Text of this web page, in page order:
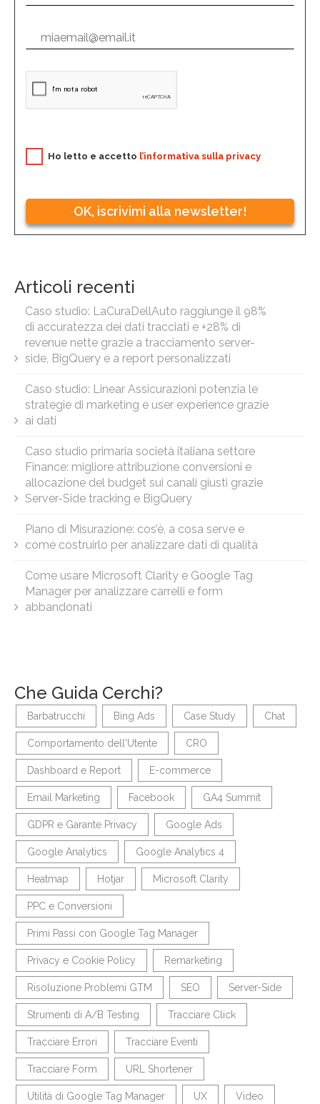
Ho letto e accetto l’informativa sulla privacy
OK, iscrivimi alla newsletter!
Articoli recenti
Caso studio: LaCuraDellAuto raggiunge il 98%
di accuratezza dei dati tracciati e +28% di
revenue nette grazie a tracciamento server-
side, BigQuery e a report personalizzati
Caso studio: Linear Assicurazioni potenzia le
strategie di marketing e user experience grazie
ai dati
Caso studio primaria società italiana settore
Finance: migliore attribuzione conversioni e
allocazione del budget sui canali giusti grazie
Server-Side tracking e BigQuery
Piano di Misurazione: cos’è, a cosa serve e
come costruirlo per analizzare dati di qualità
Come usare Microsoft Clarity e Google Tag
Manager per analizzare carrelli e form
abbandonati
Che Guida Cerchi?
Barbatrucchi Bing Ads Case Study Chat
Comportamento dell'Utente CRO
Dashboard e Report E-commerce
Email Marketing Facebook GA4 Summit
GDPR e Garante Privacy Google Ads
Google Analytics Google Analytics 4
Heatmap Hotjar Microsoft Clarity
PPC e Conversioni
Primi Passi con Google Tag Manager
Privacy e Cookie Policy Remarketing
Risoluzione Problemi GTM SEO Server-Side
Strumenti di A/B Testing Tracciare Click
Tracciare Errori Tracciare Eventi
Tracciare Form URL Shortener
Utilità di Google Tag Manager UX Video